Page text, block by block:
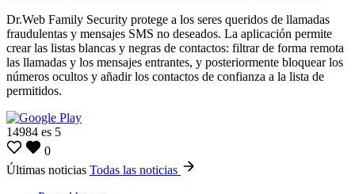
Dr.Web Family Security protege a los seres queridos de llamadas
fraudulentas y mensajes SMS no deseados. La aplicación permite
crear las listas blancas y negras de contactos: filtrar de forma remota
las llamadas y los mensajes entrantes, y posteriormente bloquear los
números ocultos y añadir los contactos de confianza a la lista de
permitidos.
14984 es 5
0
Últimas noticias Todas las noticias